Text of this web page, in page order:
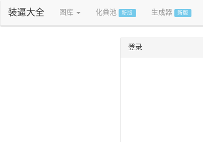
装逼大全 图库 化粪池 新版 生成器 新版
登录